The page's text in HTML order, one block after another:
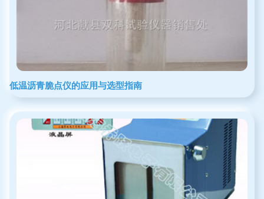
低温沥青脆点仪的应用与选型指南